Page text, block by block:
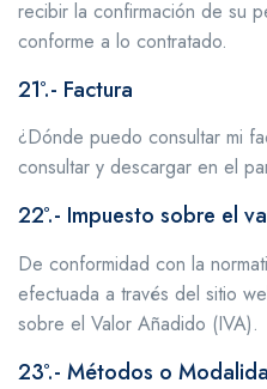
recibir la confirmación de su
conforme a lo contratado.
21º.- Factura
¿Dónde puedo consultar mi
consultar y descargar en el
22º.- Impuesto sobre el
De conformidad con la
efectuada a través del sitio
sobre el Valor Añadido (IVA).
23º.- Métodos o